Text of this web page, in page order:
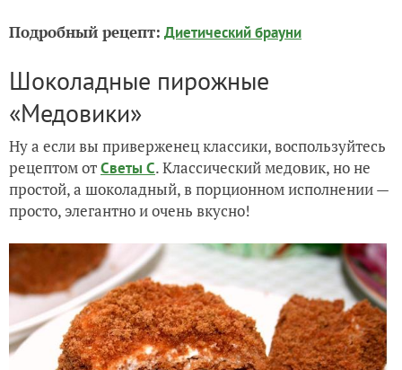
Подробный рецепт: Диетический брауни
Шоколадные пирожные
«Медовики»
Ну а если вы приверженец классики, воспользуйтесь
рецептом отСветы С. Классический медовик, но не
простой, а шоколадный, в порционном исполнении —
просто, элегантно и очень вкусно!